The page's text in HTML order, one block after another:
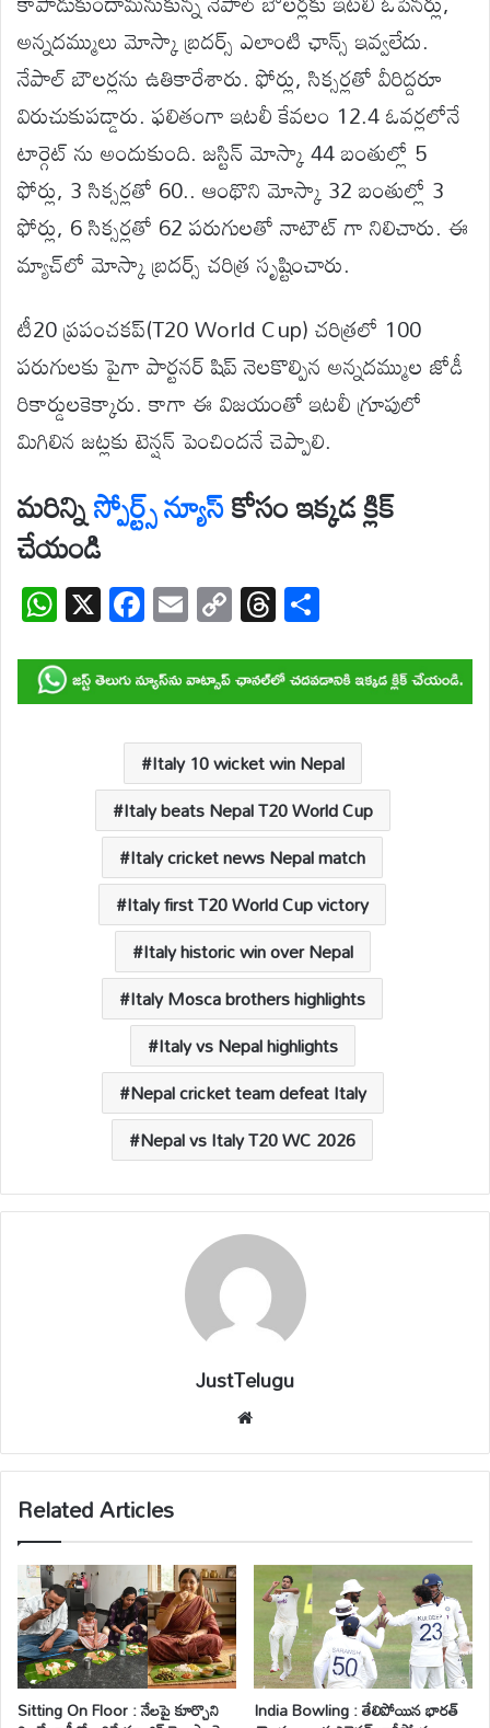
అన్నదమ్ములు మోస్కా బ్రదర్స్ ఎలాంటి ఛాన్స్ ఇవ్వలేదు.
నేపాల్ బౌలర్లను ఉతికారేశారు. ఫోర్లు, సిక్సర్లతో వీరిద్దరూ
విరుచుకుపడ్డారు. ఫలితంగా ఇటలీ కేవలం 12.4 ఓవర్లలోనే
టార్గెట్ ను అందుకుంది. జస్టిన్‌ మోస్కా 44 బంతుల్లో 5
ఫోర్లు, 3 సిక్సర్లతో 60.. ఆంథొని మోస్కా 32 బంతుల్లో 3
ఫోర్లు, 6 సిక్సర్లతో 62 పరుగులతో నాటౌట్ గా నిలిచారు. ఈ
మ్యాచ్‌లో మోస్కా బ్రదర్స్‌ చరిత్ర సృష్టించారు.
టీ20 ప్రపంచకప్‌(T20 World Cup) చరిత్రలో 100
పరుగులకు పైగా పార్టనర్ షిప్ నెలకొల్పిన అన్నదమ్ముల జోడీ
రికార్డులకెక్కారు. కాగా ఈ విజయంతో ఇటలీ గ్రూపులో
మిగిలిన జట్లకు టెన్షన్ పెంచిందనే చెప్పాలి.
మరిన్నిస్పోర్ట్స్న్యూస్కోసం ఇక్కడ క్లిక్
చేయండి
W
h
at
s
X F
ac
e
b
o
o
k
E
m
ail
C
o
p
y
Li
n
k
T
hr
e
a
d
s
ar
e
Italy 10 wicket win Nepal
Italy beats Nepal T20 World Cup
Italy cricket news Nepal match
Italy first T20 World Cup victory
Italy historic win over Nepal
Italy Mosca brothers highlights
Italy vs Nepal highlights
Nepal cricket team defeat Italy
Nepal vs Italy T20 WC 2026
JustTelugu
bsi
te
Related Articles
Sitting On Floor : నేలపై కూర్చొని India Bowling : తేలిపోయిన భారత్